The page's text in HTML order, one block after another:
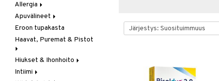
Allergia
Nenäsuihkeet
Silmätipat
Apuvälineet
Hygienia
Kävely & Seisominen
Saa kiinni & Ylety
Eroon tupakasta
Haavat, Puremat & Pistot
Ensiapu
Haavat
Hiukset & Ihonhoito
Erityistuotteet
Intiimi